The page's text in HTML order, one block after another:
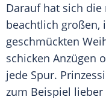
Darauf hat sich
beachtlich großen,
geschmückten
schicken Anzügen
jede Spur.
zum Beispiel